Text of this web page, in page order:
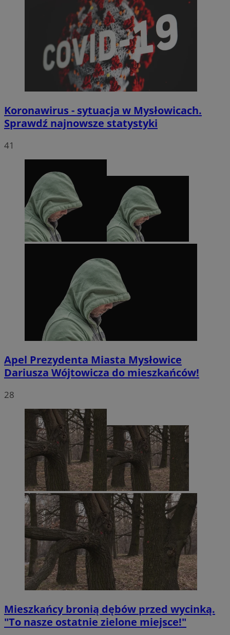
Koronawirus - sytuacja w Mysłowicach.
Sprawdź najnowsze statystyki
41
Apel Prezydenta Miasta Mysłowice
Dariusza Wójtowicza do mieszkańców!
28
Mieszkańcy bronią dębów przed wycinką.
"To nasze ostatnie zielone miejsce!"